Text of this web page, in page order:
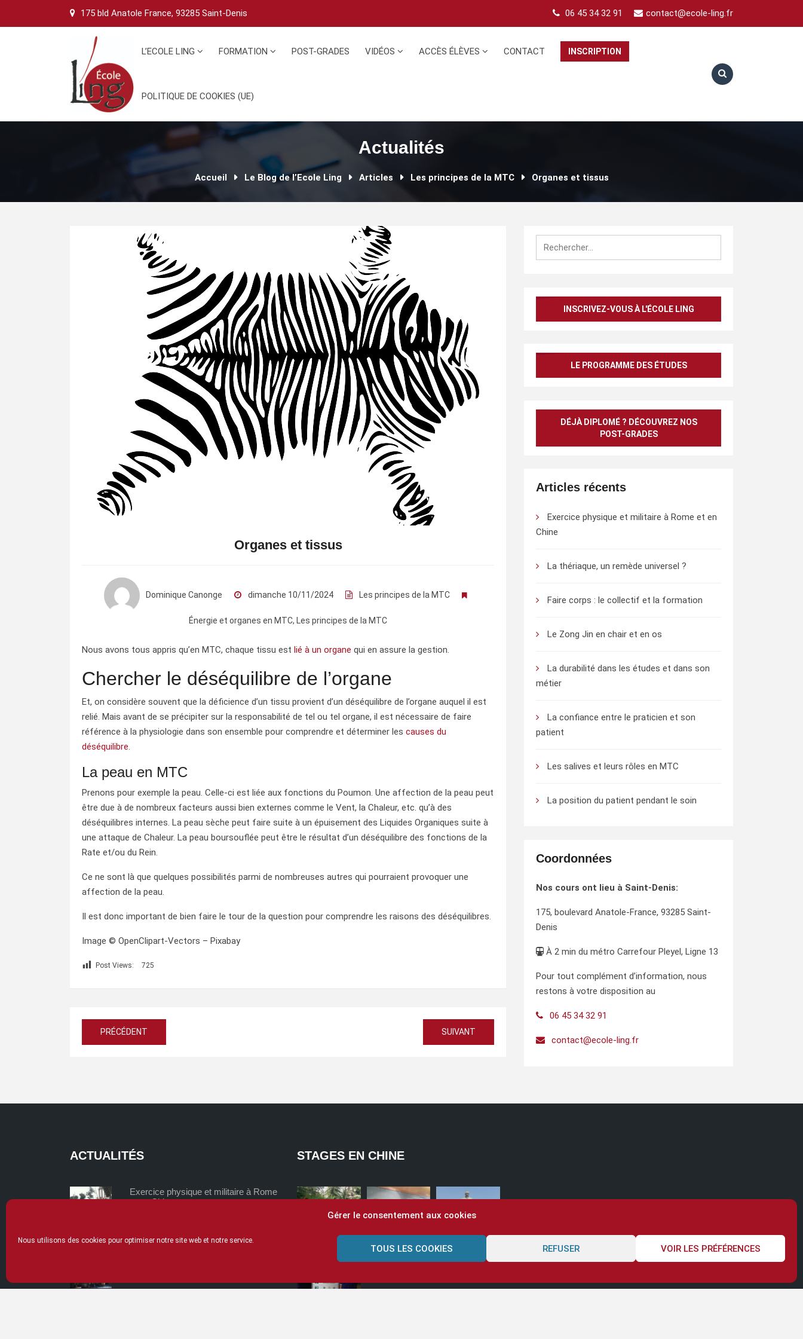
Gérer le consentement aux cookies
Nous utilisons des cookies pour optimiser notre site web et notre service.
TOUS LES COOKIES REFUSER VOIR LES PRÉFÉRENCES
175 bld Anatole France, 93285 Saint-Denis 06 45 34 32 91 contact@ecole-ling.fr
L’ECOLE LING FORMATION POST-GRADES VIDÉOS ACCÈS ÉLÈVES CONTACT INSCRIPTION
POLITIQUE DE COOKIES (UE)
Actualités
Accueil Le Blog de l’Ecole Ling Articles Les principes de la MTC Organes et tissus
Organes et tissus
Dominique Canonge dimanche 10/11/2024 Les principes de la MTC
Énergie et organes en MTC, Les principes de la MTC
Nous avons tous appris qu’en MTC, chaque tissu est lié à un organe qui en assure la gestion.
Chercher le déséquilibre de l’organe
Et, on considère souvent que la déficience d’un tissu provient d’un déséquilibre de l’organe auquel il est
relié. Mais avant de se précipiter sur la responsabilité de tel ou tel organe, il est nécessaire de faire
référence à la physiologie dans son ensemble pour comprendre et déterminer les causes du
déséquilibre.
La peau en MTC
Prenons pour exemple la peau. Celle-ci est liée aux fonctions du Poumon. Une affection de la peau peut
être due à de nombreux facteurs aussi bien externes comme le Vent, la Chaleur, etc. qu’à des
déséquilibres internes. La peau sèche peut faire suite à un épuisement des Liquides Organiques suite à
une attaque de Chaleur. La peau boursouflée peut être le résultat d’un déséquilibre des fonctions de la
Rate et/ou du Rein.
Ce ne sont là que quelques possibilités parmi de nombreuses autres qui pourraient provoquer une
affection de la peau.
Il est donc important de bien faire le tour de la question pour comprendre les raisons des déséquilibres.
Image © OpenClipart-Vectors – Pixabay
Post Views: 725
Navigation
PRÉCÉDENT SUIVANT
Rechercher :
INSCRIVEZ-VOUS À L'ÉCOLE LING
LE PROGRAMME DES ÉTUDES
DÉJÀ DIPLOMÉ ? DÉCOUVREZ NOS
POST-GRADES
Articles récents
Exercice physique et militaire à Rome et en
Chine
La thériaque, un remède universel ?
Faire corps : le collectif et la formation
Le Zong Jin en chair et en os
La durabilité dans les études et dans son
métier
La confiance entre le praticien et son
patient
Les salives et leurs rôles en MTC
La position du patient pendant le soin
Coordonnées
Nos cours ont lieu à Saint-Denis:
175, boulevard Anatole-France, 93285 Saint-
Denis
À 2 min du métro Carrefour Pleyel, Ligne 13
Pour tout complément d’information, nous
restons à votre disposition au
06 45 34 32 91
contact@ecole-ling.fr
ACTUALITÉS
Exercice physique et militaire à Rome
et en Chine
STAGES EN CHINE